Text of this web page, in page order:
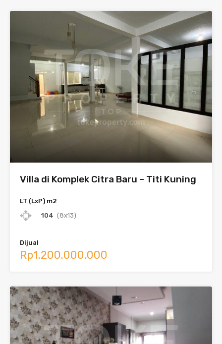
Villa di Komplek Citra Baru – Titi Kuning
LT (LxP) m2
104 (8x13)
Dijual
Rp1.200.000.000